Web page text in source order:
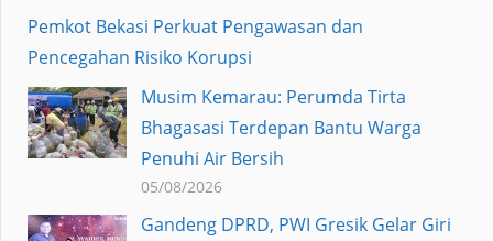
Pemkot Bekasi Perkuat Pengawasan dan
Pencegahan Risiko Korupsi
Musim Kemarau: Perumda Tirta
Bhagasasi Terdepan Bantu Warga
Penuhi Air Bersih
05/08/2026
Gandeng DPRD, PWI Gresik Gelar Giri